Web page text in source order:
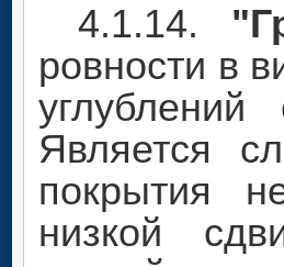
4.1.14.
ровности в
Является
покрытия
низкой